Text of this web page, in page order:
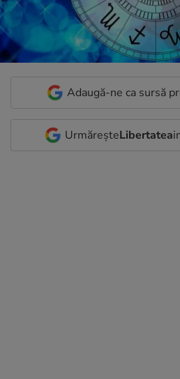
Adaugă-ne ca sursă
UrmăreșteLibertatea